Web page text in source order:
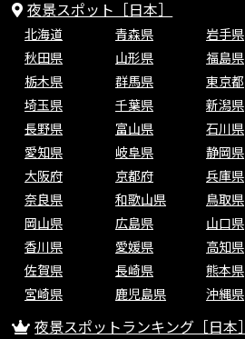
夜景スポット［日本］
北海道 青森県 岩手県
秋田県
山形県 福島県
栃木県
群馬県 東京都
埼玉県
千葉県 新潟県
長野県
富山県 石川県
愛知県
岐阜県 静岡県
大阪府
京都府 兵庫県
奈良県
和歌山県 鳥取県
岡山県
広島県 山口県
香川県
愛媛県 高知県
佐賀県
長崎県 熊本県
宮崎県
鹿児島県 沖縄県
夜景スポットランキング［日本］